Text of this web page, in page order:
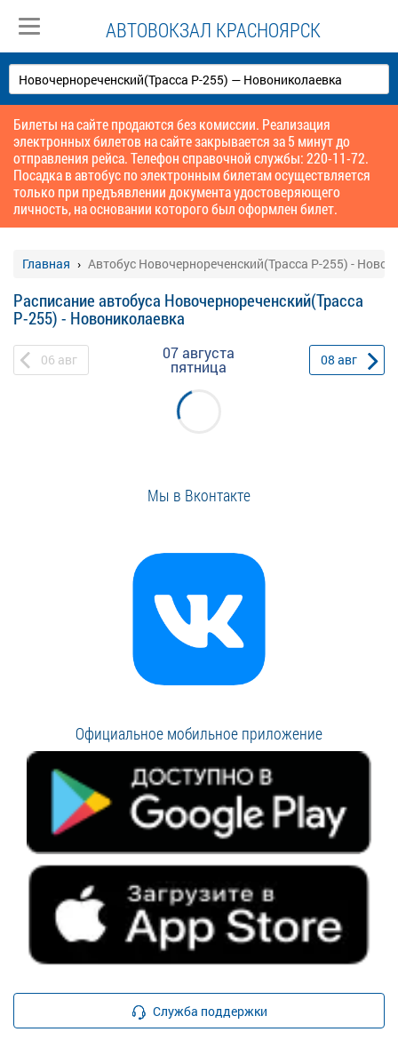
АВТОВОКЗАЛ КРАСНОЯРСК
Билеты на сайте продаются без комиссии. Реализация
электронных билетов на сайте закрывается за 5 минут до
отправления рейса. Телефон справочной службы: 220-11-72.
Посадка в автобус по электронным билетам осуществляется
только при предъявлении документа удостоверяющего
личность, на основании которого был оформлен билет.
Главная Автобус Новочернореченский(Трасса Р-255) -
Расписание автобуса Новочернореченский(Трасса
Р-255) - Новониколаевка
06 авг 07 августа
пятница 08 авг
Мы в Вконтакте
Официальное мобильное приложение
Служба поддержки